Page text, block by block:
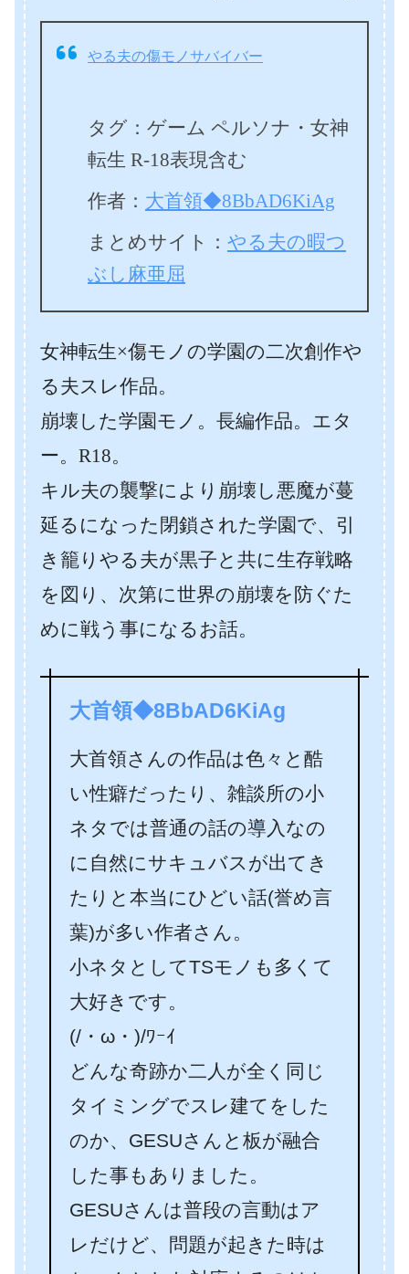
やる夫の傷モノサバイバー
タグ：ゲーム ペルソナ・女神
転生 R-18表現含む
作者： 大首領◆8BbAD6KiAg
まとめサイト： やる夫の暇つ
ぶし麻亜屈
女神転生×傷モノの学園の二次創作や
る夫スレ作品。
崩壊した学園モノ。長編作品。エタ
ー。R18。
キル夫の襲撃により崩壊し悪魔が蔓
延るになった閉鎖された学園で、引
き籠りやる夫が黒子と共に生存戦略
を図り、次第に世界の崩壊を防ぐた
めに戦う事になるお話。
大首領◆8BbAD6KiAg
大首領さんの作品は色々と酷
い性癖だったり、雑談所の小
ネタでは普通の話の導入なの
に自然にサキュバスが出てき
たりと本当にひどい話(誉め言
葉)が多い作者さん。
小ネタとしてTSモノも多くて
大好きです。
(/・ω・)/ﾜｰｲ
どんな奇跡か二人が全く同じ
タイミングでスレ建てをした
のか、GESUさんと板が融合
した事もありました。
GESUさんは普段の言動はア
レだけど、問題が起きた時は